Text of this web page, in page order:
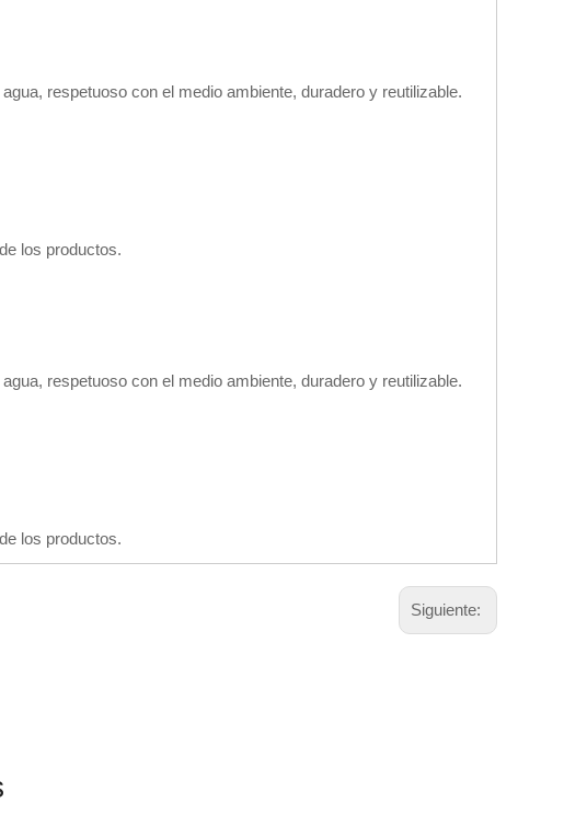
respetuoso con el medio ambiente, duradero y reutilizable.
los productos.
respetuoso con el medio ambiente, duradero y reutilizable.
los productos.
Siguiente: